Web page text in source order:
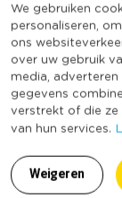
We gebruiken
personaliseren,
ons
over uw gebruik
media, adverteren
gegevens
verstrekt of die ze
van hun services.
Weigeren
• Dinerbord Buana
• Vrolijk design
• Diameter 27
• Geschikt voor
Minimale
Vorm
Met print
Vaatwasmachine